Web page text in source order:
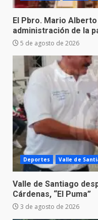
El Pbro. Mario
administración de la
5 de agosto de 2026
Deportes Valle de
Valle de Santiago
Cárdenas, “El Puma”
3 de agosto de 2026